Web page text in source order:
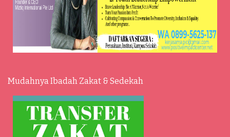
Mudahnya Ibadah Zakat & Sedekah